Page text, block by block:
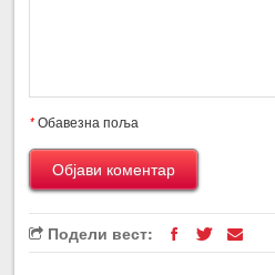
*Обавезна поља
Подели вест: